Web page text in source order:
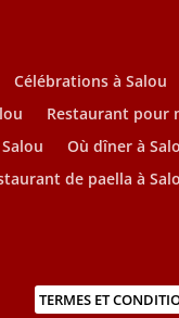
Célébrations à Salou
Restaurant pour
Où dîner à
de paella à
TERMES ET